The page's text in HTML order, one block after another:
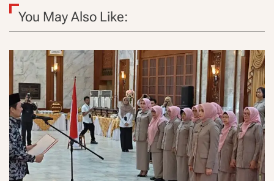
You May Also Like: